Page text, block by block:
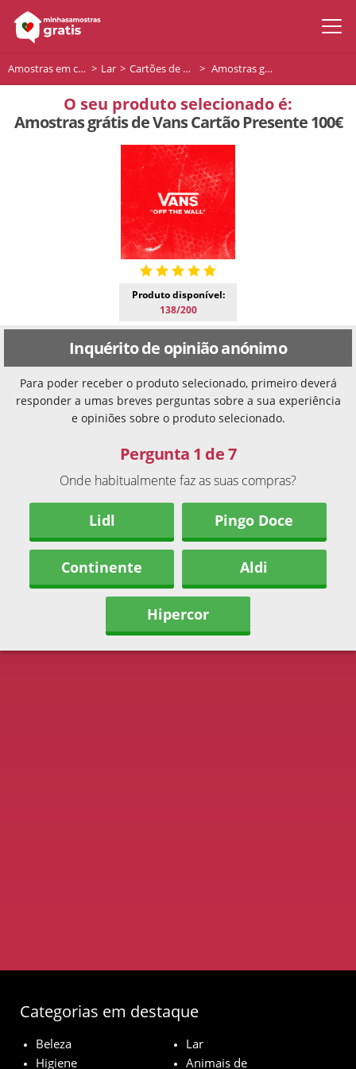
Amostras em casa Lar Cartões de oferta Amostras grátis de Vans Cartão Presente 100€
O seu produto selecionado é:
Amostras grátis de Vans Cartão Presente 100€
Produto disponível:
138/200
Inquérito de opinião anónimo
Para poder receber o produto selecionado, primeiro deverá
responder a umas breves perguntas sobre a sua experiência
e opiniões sobre o produto selecionado.
Pergunta 1 de 7
Onde habitualmente faz as suas compras?
Lidl Pingo Doce
Continente Aldi
Hipercor
Categorias em destaque
Beleza
Lar
Higiene
Animais de